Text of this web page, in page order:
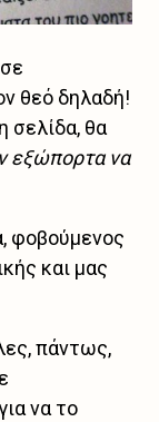
θεό δηλαδή!
σελίδα, θα
εξώπορτα να
φοβούμενος
και μας
πάντως,
να το